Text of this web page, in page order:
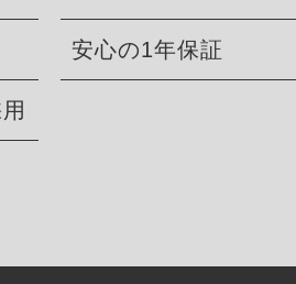
安心の1年保証